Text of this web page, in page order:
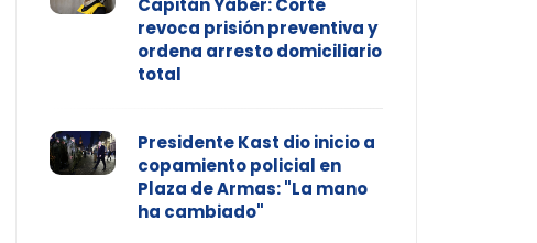
Capitán Yáber: Corte
revoca prisión preventiva y
ordena arresto domiciliario
total
Presidente Kast dio inicio a
copamiento policial en
Plaza de Armas: "La mano
ha cambiado"